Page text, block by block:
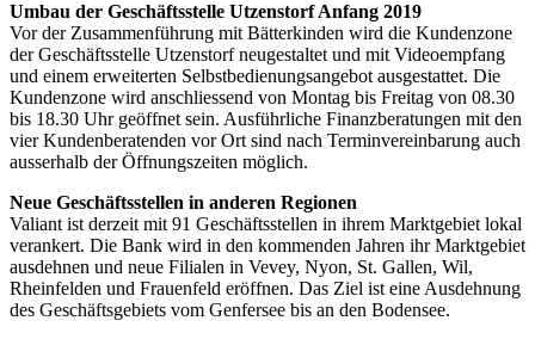
Umbau der Geschäftsstelle Utzenstorf Anfang 2019
Vor der Zusammenführung mit Bätterkinden wird die Kundenzone
der Geschäftsstelle Utzenstorf neugestaltet und mit Videoempfang
und einem erweiterten Selbstbedienungsangebot ausgestattet. Die
Kundenzone wird anschliessend von Montag bis Freitag von 08.30
bis 18.30 Uhr geöffnet sein. Ausführliche Finanzberatungen mit den
vier Kundenberatenden vor Ort sind nach Terminvereinbarung auch
ausserhalb der Öffnungszeiten möglich.
Neue Geschäftsstellen in anderen Regionen
Valiant ist derzeit mit 91 Geschäftsstellen in ihrem Marktgebiet lokal
verankert. Die Bank wird in den kommenden Jahren ihr Marktgebiet
ausdehnen und neue Filialen in Vevey, Nyon, St. Gallen, Wil,
Rheinfelden und Frauenfeld eröffnen. Das Ziel ist eine Ausdehnung
des Geschäftsgebiets vom Genfersee bis an den Bodensee.